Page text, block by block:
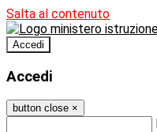
Salta al contenuto
Accedi
Accedi
button close ×